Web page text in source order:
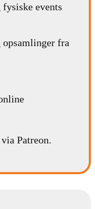
events
opsamlinger fra
Patreon.